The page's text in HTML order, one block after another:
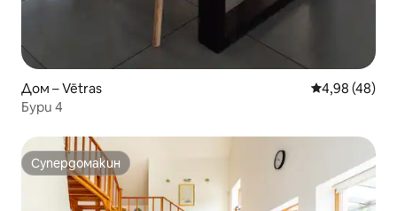
Дом – Vētras Средна
4,98 (48)
Бури 4
Супердомакин
Супердомакин